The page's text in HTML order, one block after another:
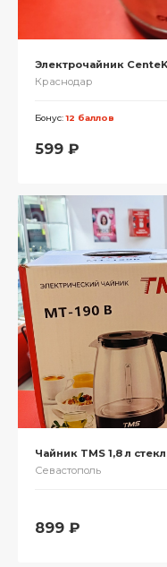
Электрочайник CenteK
Краснодар
Бонус:12 баллов
599 ₽
Чайник TMS 1,8 л
Севастополь
899 ₽